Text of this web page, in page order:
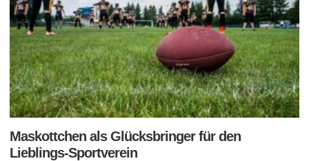
Maskottchen als Glücksbringer für den
Lieblings-Sportverein